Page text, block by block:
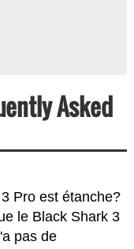
Asked
Pro est étanche?
le Black Shark 3
pas de